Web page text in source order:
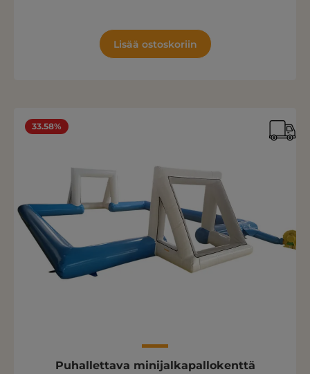
Lisää ostoskoriin
33.58%
Puhallettava minijalkapallokenttä